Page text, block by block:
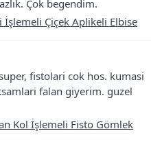
Çok begendim.
Çiçek Aplikeli Elbise
fistolari cok hos. kumasi
falan giyerim. guzel
Kol İşlemeli Fisto Gömlek